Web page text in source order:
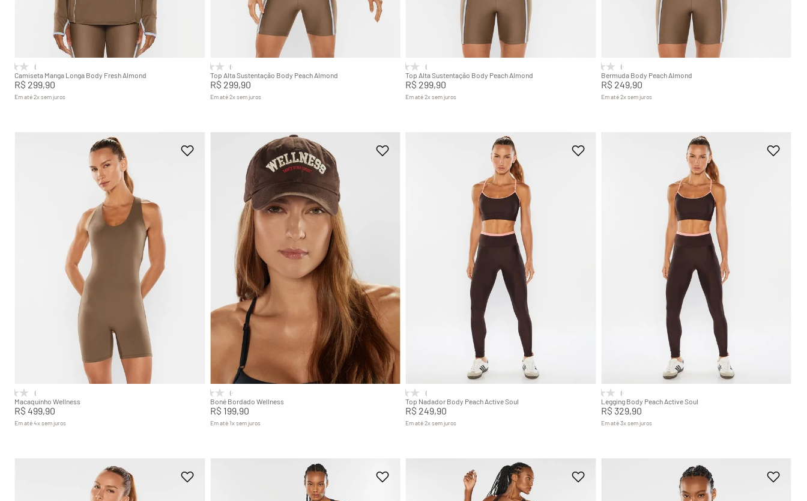
P GG
Adicionar na sacola
(0)
Camiseta Manga Longa Body Fresh Almond
R$ 299,90
Em até2xsem juros
P
Adicionar na sacola
(0)
Top Alta Sustentação Body Peach Almond
R$ 299,90
Em até2xsem juros
Adicionar na sacola
(0)
Top Alta Sustentação Body Peach Almond
R$ 299,90
Em até2xsem juros
Adicionar na sacola
(0)
Bermuda Body Peach Almond
R$ 249,90
Em até2xsem juros
Adicionar na sacola
(0)
Macaquinho Wellness
R$ 499,90
Em até4xsem juros
Adicionar na sacola
(0)
Boné Bordado Wellness
R$ 199,90
Em até 1xsem juros
Adicionar na sacola
(0)
Top Nadador Body Peach Active Soul
R$ 249,90
Em até2xsem juros
Adicionar na sacola
(0)
Legging Body Peach Active Soul
R$ 329,90
Em até3xsem juros